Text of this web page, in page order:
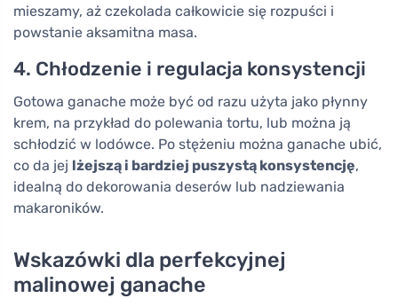
mieszamy, aż czekolada całkowicie się rozpuści i
powstanie aksamitna masa.
4. Chłodzenie i regulacja konsystencji
Gotowa ganache może być od razu użyta jako płynny
krem, na przykład do polewania tortu, lub można ją
schłodzić w lodówce. Po stężeniu można ganache ubić,
co da jej lżejszą i bardziej puszystą konsystencję,
idealną do dekorowania deserów lub nadziewania
makaroników.
Wskazówki dla perfekcyjnej
malinowej ganache